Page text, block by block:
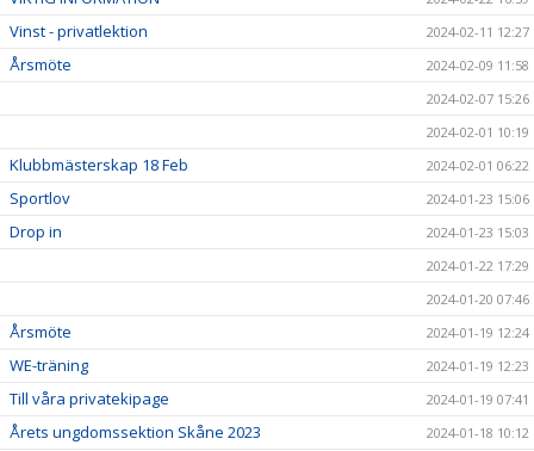
Vinst - privatlektion 2024-02-11 12:27
Årsmöte
2024-02-09 11:58
2024-02-07 15:26
2024-02-01 10:19
Klubbmästerskap 18 Feb 2024-02-01 06:22
Sportlov 2024-01-23 15:06
Drop in
2024-01-23 15:03
2024-01-22 17:29
2024-01-20 07:46
Årsmöte 2024-01-19 12:24
WE-träning 2024-01-19 12:23
Till våra privatekipage 2024-01-19 07:41
Årets ungdomssektion Skåne 2023 2024-01-18 10:12